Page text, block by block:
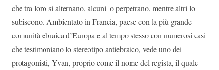
che tra loro si alternano, alcuni lo perpetrano, mentre altri lo
subiscono. Ambientato in Francia, paese con la più grande
comunità ebraica d’Europa e al tempo stesso con numerosi casi
che testimoniano lo stereotipo antiebraico, vede uno dei
protagonisti, Yvan, proprio come il nome del regista, il quale